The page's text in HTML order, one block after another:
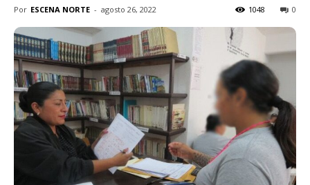
Por ESCENA NORTE - agosto 26, 2022 0
1048